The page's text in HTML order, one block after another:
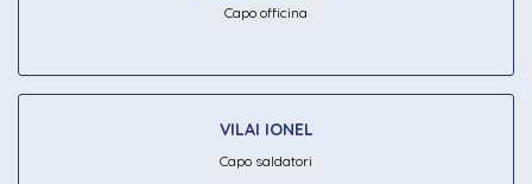
Capo officina
VILAI IONEL
Capo saldatori